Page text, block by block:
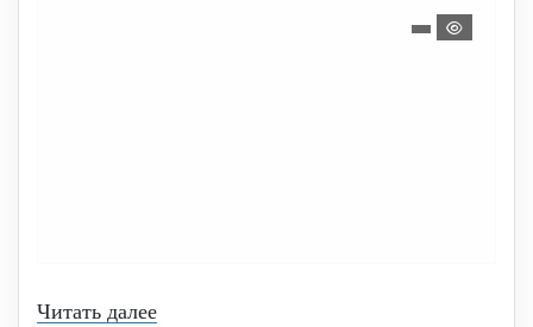
Читать далее